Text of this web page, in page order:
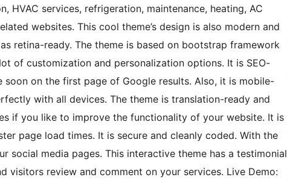
HVAC services, refrigeration, maintenance, heating, AC
websites. This cool theme’s design is also modern and
retina-ready. The theme is based on bootstrap framework
of customization and personalization options. It is SEO-
on the first page of Google results. Also, it is mobile-
with all devices. The theme is translation-ready and
if you like to improve the functionality of your website. It is
page load times. It is secure and cleanly coded. With the
social media pages. This interactive theme has a testimonial
visitors review and comment on your services. Live Demo: